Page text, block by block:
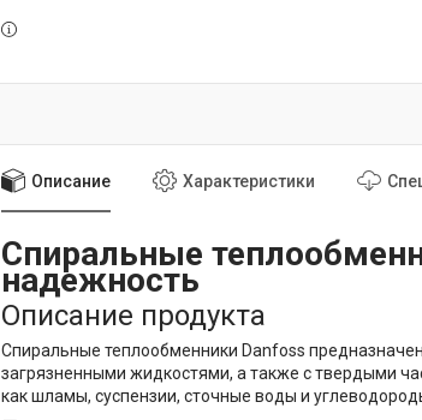
Описание Характеристики
Спиральные
надежность
Описание продукта
Спиральные теплообменники Danfoss
загрязненными жидкостями, а также с твердыми
как шламы, суспензии, сточные воды и